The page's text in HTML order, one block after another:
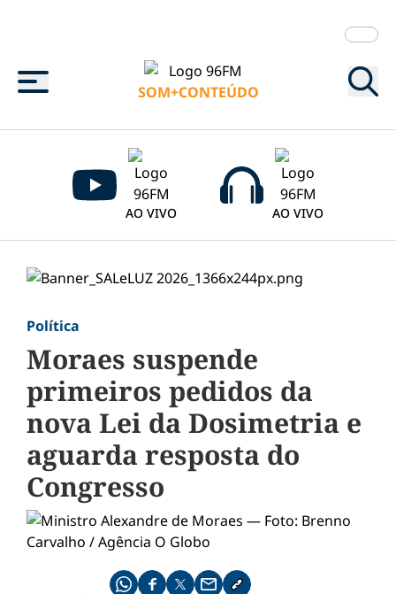
Menu
SOM+CONTEÚDO
AO VIVO AO VIVO
Política
Moraes suspende
primeiros pedidos da
nova Lei da Dosimetria e
aguarda resposta do
Congresso